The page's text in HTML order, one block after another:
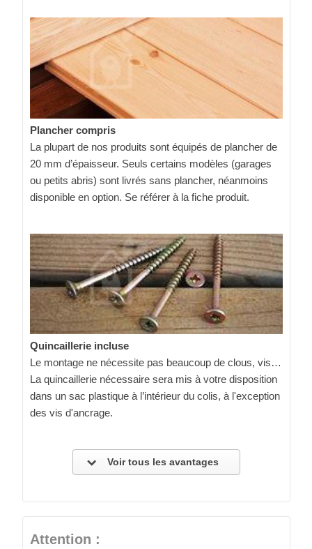
Plancher compris
La plupart de nos produits sont équipés de plancher de
20 mm d’épaisseur. Seuls certains modèles (garages
ou petits abris) sont livrés sans plancher, néanmoins
disponible en option. Se référer à la fiche produit.
Quincaillerie incluse
Le montage ne nécessite pas beaucoup de clous, vis…
La quincaillerie nécessaire sera mis à votre disposition
dans un sac plastique à l’intérieur du colis, à l'exception
des vis d'ancrage.
Voir tous les avantages
Attention :